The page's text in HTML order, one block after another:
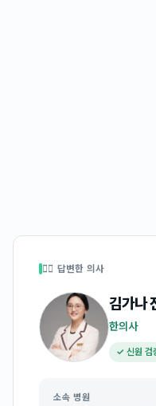
👩‍⚕️ 답변한 의사
김가나
한의사
✓ 신원 검
소속 병원